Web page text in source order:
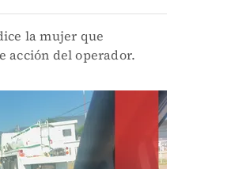
la mujer que
acción del operador.